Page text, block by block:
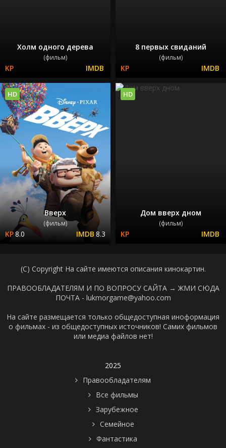
Холм одного дерева
(фильм)
8 первых свиданий
(фильм)
Вверх
(фильм)
8.0 8.3
HD
Дом вверх дном
(фильм)
HD
(C) Copyright На сайте имеются описания кинокартин.
ПРАВООБЛАДАТЕЛЯМ И ПО ВОПРОСУ САЙТА → ЖМИ СЮДА
ПОЧТА - lukmorgame@yahoo.com
На сайте размещается только общедоступная иноформация
о фильмах - из общедоступных источников! Самих фильмов
или медиа файлов нет!
2025
Правообладателям
Все фильмы
Зарубежное
Семейное
Фантастика